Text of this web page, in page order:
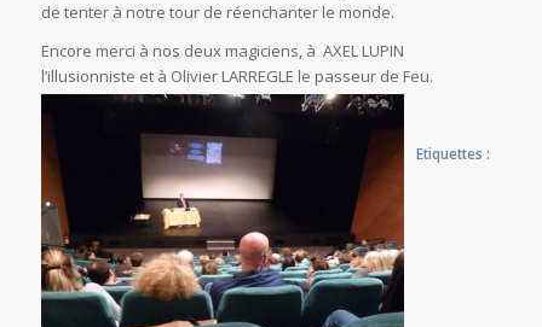
de tenter à notre tour de réenchanter le monde.
Encore merci à nos deux magiciens, à AXEL LUPIN
l’illusionniste et à Olivier LARREGLE le passeur de Feu.
Etiquettes :